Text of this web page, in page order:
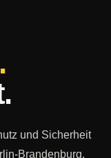
und Sicherheit
Brandenburg.